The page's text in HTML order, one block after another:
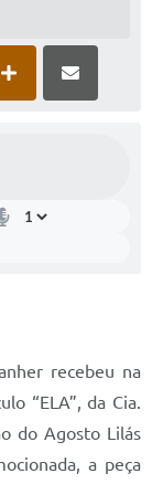
recebeu na
“ELA”, da Cia.
do Agosto Lilás
a peça